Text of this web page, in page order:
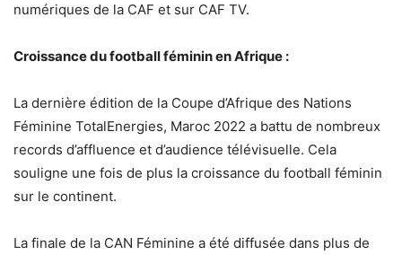
numériques de la CAF et sur CAF TV.
Croissance du football féminin en Afrique :
La dernière édition de la Coupe d’Afrique des Nations
Féminine TotalEnergies, Maroc 2022 a battu de nombreux
records d’affluence et d’audience télévisuelle. Cela
souligne une fois de plus la croissance du football féminin
sur le continent.
La finale de la CAN Féminine a été diffusée dans plus de